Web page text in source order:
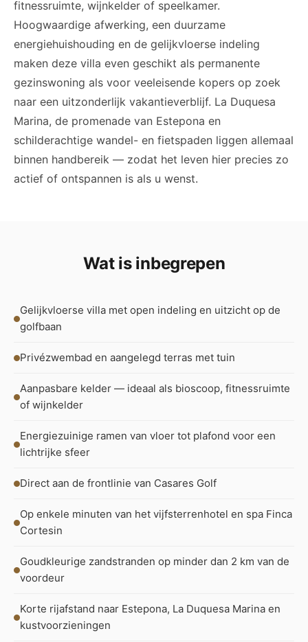
fitnessruimte, wijnkelder of speelkamer.
Hoogwaardige afwerking, een duurzame
energiehuishouding en de gelijkvloerse indeling
maken deze villa even geschikt als permanente
gezinswoning als voor veeleisende kopers op zoek
naar een uitzonderlijk vakantieverblijf. La Duquesa
Marina, de promenade van Estepona en
schilderachtige wandel- en fietspaden liggen allemaal
binnen handbereik — zodat het leven hier precies zo
actief of ontspannen is als u wenst.
Wat is inbegrepen
Gelijkvloerse villa met open indeling en uitzicht op de
golfbaan
Privézwembad en aangelegd terras met tuin
Aanpasbare kelder — ideaal als bioscoop, fitnessruimte
of wijnkelder
Energiezuinige ramen van vloer tot plafond voor een
lichtrijke sfeer
Direct aan de frontlinie van Casares Golf
Op enkele minuten van het vijfsterrenhotel en spa Finca
Cortesin
Goudkleurige zandstranden op minder dan 2 km van de
voordeur
Korte rijafstand naar Estepona, La Duquesa Marina en
kustvoorzieningen